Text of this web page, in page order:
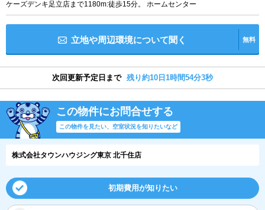
ケーズデンキ足立店まで1180m:徒歩15分。 ホームセンター
立地や周辺環境について聞く 無料
次回更新予定日まで 残り約10日1時間54分2秒
この物件にお問合せする
この物件を見たい、空室状況を知りたいなど
株式会社タウンハウジング東京 北千住店
初期費用が知りたい